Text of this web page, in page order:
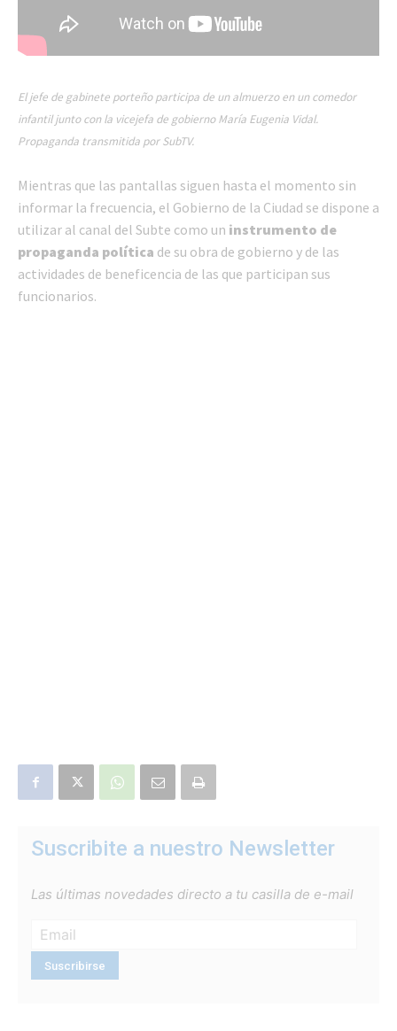
El jefe de gabinete porteño participa de un almuerzo en un comedor
infantil junto con la vicejefa de gobierno María Eugenia Vidal.
Propaganda transmitida por SubTV.
Mientras que las pantallas siguen hasta el momento sin
informar la frecuencia, el Gobierno de la Ciudad se dispone a
utilizar al canal del Subte como un instrumento de
propaganda política de su obra de gobierno y de las
actividades de beneficencia de las que participan sus
funcionarios.
Suscribite a nuestro Newsletter
Las últimas novedades directo a tu casilla de e-mail